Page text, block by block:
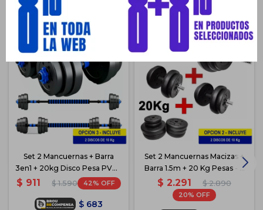
Productos que te pueden interesar
Set 2 Mancuernas + Barra
3en1 + 20kg Disco Pesa PVC -
2x10kg
$ 911 $ 1.590 42
$ 683
Set 2 Mancuernas Macizas +
Barra 1.5m + 20 Kg Pesas - 2
de 10kg
$ 2.291 $ 2.890
20